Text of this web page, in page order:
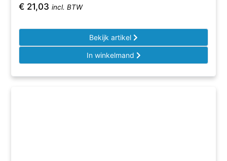
€ 21,03 incl. BTW
Bekijk artikel
In winkelmand